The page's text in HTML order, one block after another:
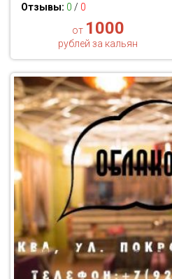
Отзывы: 0 / 0
от 1000
рублей за кальян